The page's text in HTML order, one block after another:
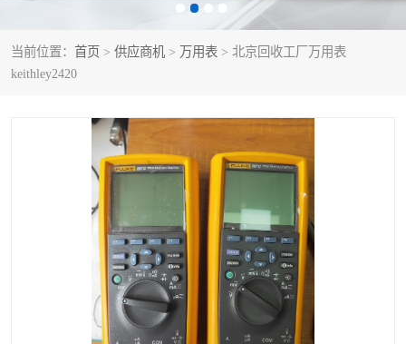
当前位置： 首页 > 供应商机 > 万用表 > 北京回收工厂万用表
keithley2420
阻抗分析仪
音频分析仪